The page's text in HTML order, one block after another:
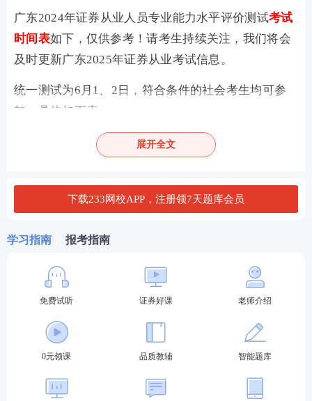
广东2024年证券从业人员专业能力水平评价测试考试
时间表如下，仅供参考！请考生持续关注，我们将会
及时更新广东2025年证券从业考试信息。
统一测试为6月1、2日，符合条件的社会考生均可参
加，具体如下表：
考试时间
专场考试时间为3月、6月、9月、11月。具体详情如
专场测试
3月5日15时-8日15时
6月1日
5月8日15时-5月14日15
9月28日
9月6日15时-9月11日15
时
11月30日
展开全文
下载233网校APP，注册领7天题库会员
学习指南 报考指南
免费试听 证券好课 老师介绍
0元领课 品质教辅 智能题库